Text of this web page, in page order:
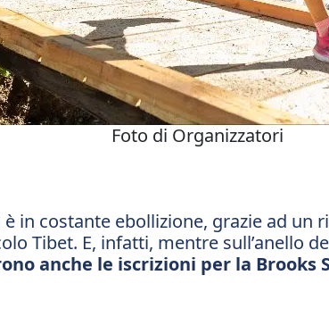
Foto di Organizzatori
è in costante ebollizione, grazie ad
Tibet. E, infatti, mentre sull’anello
anche le iscrizioni per la